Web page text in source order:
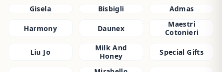
Gisela Bisbigli Admas
Harmony Daunex
Maestri
Cotonieri
Liu Jo
Milk And
Honey
Special Gifts